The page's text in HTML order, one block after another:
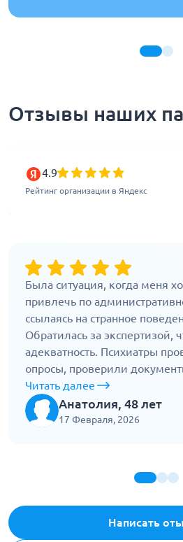
Отзывы наших
4.9
Рейтинг организации в Яндекс
Была ситуация, когда меня
привлечь по
ссылаясь на странное
Обратилась за экспертизой,
адекватность. Психиатры
опросы, проверили
корректно и спокойно.
показало, что я полностью
помогло отстоять свои права.
Читать далее
Анатолия, 48 лет
17 Февраля, 2026
Написать